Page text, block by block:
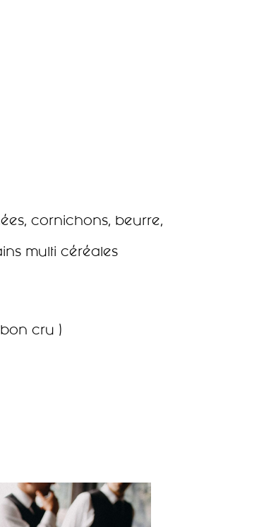
cornichons, beurre,
multi céréales
cru )